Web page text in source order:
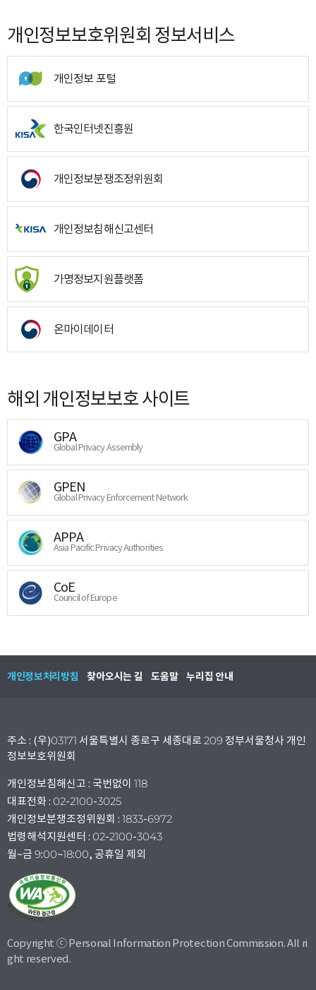
개인정보보호위원회 정보서비스
개인정보 포털
한국인터넷진흥원
개인정보분쟁조정위원회
개인정보침해신고센터
가명정보지원플랫폼
온마이데이터
해외 개인정보보호 사이트
GPA
Global Privacy Assembly
GPEN
Global Privacy Enforcement Network
APPA
Asia Pacific Privacy Authorities
CoE
Council of Europe
개인정보처리방침 찾아오시는 길 도움말 누리집 안내
주소 : (우)03171 서울특별시 종로구 세종대로 209 정부서울청사 개인
정보보호위원회
개인정보침해신고 : 국번없이 118
대표전화 : 02-2100-3025
개인정보분쟁조정위원회 : 1833-6972
법령해석지원센터 : 02-2100-3043
월~금 9:00~18:00, 공휴일 제외
Copyright ⓒ Personal Information Protection Commission. All ri
ght reserved.